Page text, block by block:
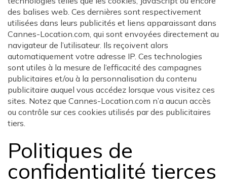
des balises web. Ces dernières sont respectivement
utilisées dans leurs publicités et liens apparaissant dans
Cannes-Location.com, qui sont envoyées directement au
navigateur de l’utilisateur. Ils reçoivent alors
automatiquement votre adresse IP. Ces technologies
sont utiles à la mesure de l’efficacité des campagnes
publicitaires et/ou à la personnalisation du contenu
publicitaire auquel vous accédez lorsque vous visitez ces
sites. Notez que Cannes-Location.com n’a aucun accès
ou contrôle sur ces cookies utilisés par des publicitaires
tiers.
Politiques de
confidentialité tierces